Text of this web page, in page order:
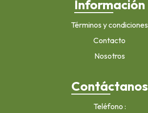
Información
Términos y condiciones
Contacto
Nosotros
Contáctanos
Teléfono